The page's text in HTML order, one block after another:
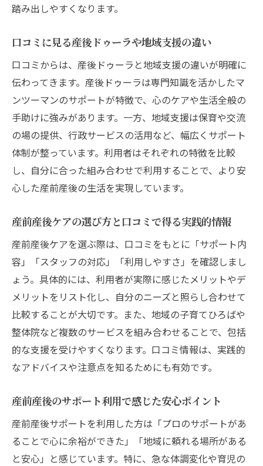
踏み出しやすくなります。
口コミに見る産後ドゥーラや地域支援の違い
口コミからは、産後ドゥーラと地域支援の違いが明確に
伝わってきます。産後ドゥーラは専門知識を活かしたマ
ンツーマンのサポートが特徴で、心のケアや生活全般の
手助けに強みがあります。一方、地域支援は保育や交流
の場の提供、行政サービスの活用など、幅広くサポート
体制が整っています。利用者はそれぞれの特徴を比較
し、自分に合った組み合わせで利用することで、より安
心した産前産後の生活を実現しています。
産前産後ケアの選び方と口コミで得る実践的情報
産前産後ケアを選ぶ際は、口コミをもとに「サポート内
容」「スタッフの対応」「利用しやすさ」を確認しまし
ょう。具体的には、利用者が実際に感じたメリットやデ
メリットをリスト化し、自分のニーズと照らし合わせて
比較することが大切です。また、地域の子育てひろばや
整体院など複数のサービスを組み合わせることで、包括
的な支援を受けやすくなります。口コミ情報は、実践的
なアドバイスや注意点を知るためにも有効です。
産前産後のサポート利用で感じた安心ポイント
産前産後サポートを利用した方は「プロのサポートがあ
ることで心に余裕ができた」「地域に頼れる場所がある
と安心」と感じています。特に、急な体調変化や育児の